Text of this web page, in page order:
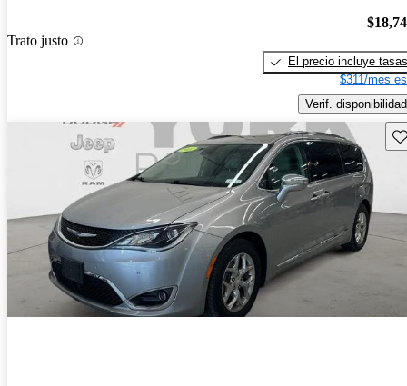
Trato justo
El precio incluye tasas
$311/mes
Verif. disponibilidad